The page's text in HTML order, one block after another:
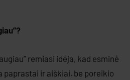
remiasi idėja, kad esminė
paprastai ir aiškiai, be poreikio